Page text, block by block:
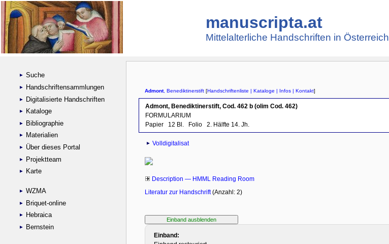
manuscripta.at
Mittelalterliche Handschriften in Österreich
Suche
Handschriftensammlungen
Digitalisierte Handschriften
Kataloge
Bibliographie
Materialien
Über dieses Portal
Projektteam
Karte
WZMA
Briquet-online
Hebraica
Bernstein